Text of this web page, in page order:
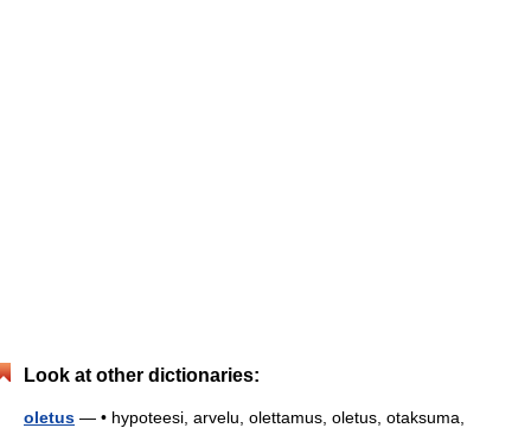
Look at other dictionaries:
oletus — • hypoteesi, arvelu, olettamus, oletus, otaksuma,